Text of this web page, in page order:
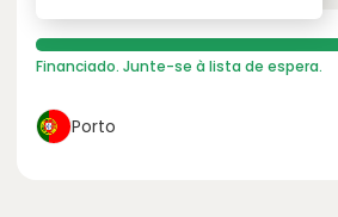
Financiado. Junte-se à lista de espera.
Porto